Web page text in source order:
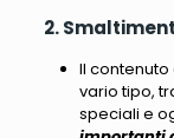
2.
Il
vario tipo,
speciali e